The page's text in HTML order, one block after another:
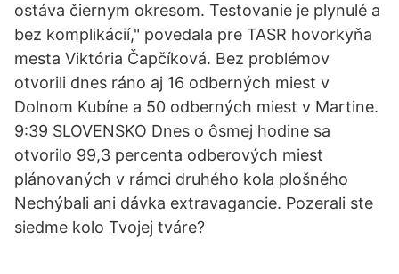
ostáva čiernym okresom. Testovanie je plynulé a
bez komplikácií," povedala pre TASR hovorkyňa
mesta Viktória Čapčíková. Bez problémov
otvorili dnes ráno aj 16 odberných miest v
Dolnom Kubíne a 50 odberných miest v Martine.
9:39 SLOVENSKO Dnes o ôsmej hodine sa
otvorilo 99,3 percenta odberových miest
plánovaných v rámci druhého kola plošného
Nechýbali ani dávka extravagancie. Pozerali ste
siedme kolo Tvojej tváre?